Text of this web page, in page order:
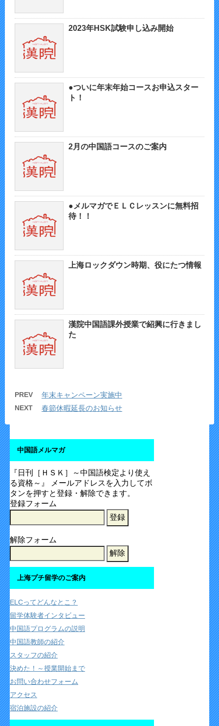
2023年HSK試験申し込み開始
●ついに年末年始コースお申込スター
ト！
2月の中国語コースのご案内
●メルマガでＥＬＣレッスンに無料招
待！！
上海ロックダウン時期、役にたつ情報
漢院中国語課外授業で紹興に行きまし
た
PREV 年末キャンペーン実施中
NEXT 春節休暇延長のお知らせ
中国語メルマガ
『日刊［ＨＳＫ］～中国語検定より使え
る資格～』 メールアドレスを入力してボ
タンを押すと登録・解除できます。
登録フォーム
解除フォーム
上海プチ留学のご案内
ELCってどんなとこ？
留学体験者インタビュー
中国語プログラムの説明
中国語教師の紹介
スタッフの紹介
決めた！～授業開始まで
お問い合わせフォーム
アクセス
宿泊施設の紹介